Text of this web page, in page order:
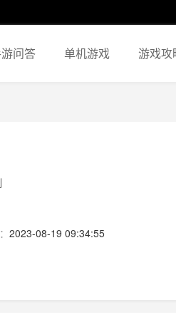
问答 单机游戏 游戏攻
2023-08-19 09:34:55